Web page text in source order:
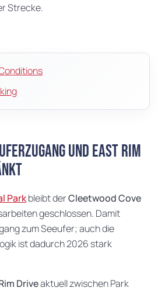
Strecke.
und East Rim
Parkbleibt derCleetwood Cove
geschlossen. Damit
zum Seeufer; auch die
ist dadurch 2026 stark
Driveaktuell zwischen Park